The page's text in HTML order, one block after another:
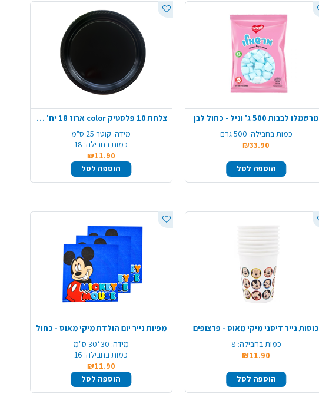
מרשמלו לבבות 500 ג' וניל - כחול לבן
כמות בחבילה: 500 גרם
₪33.90
הוספה לסל
צלחת 10 פלסטיק color ארוז 18 יח' - שחור
מידה: קוטר 25 ס"מ
כמות בחבילה: 18
₪11.90
הוספה לסל
כוסות נייר דיסני מיקי מאוס - פרצופים
כמות בחבילה: 8
₪11.90
הוספה לסל
מפיות נייר יום הולדת מיקי מאוס - כחול
מידה: 30*30 ס"מ
כמות בחבילה: 16
₪11.90
הוספה לסל